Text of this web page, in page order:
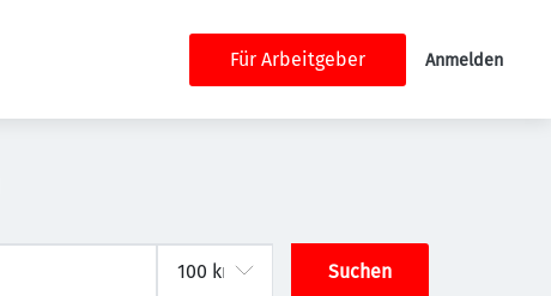
Für Arbeitgeber Anmelden
Suchen